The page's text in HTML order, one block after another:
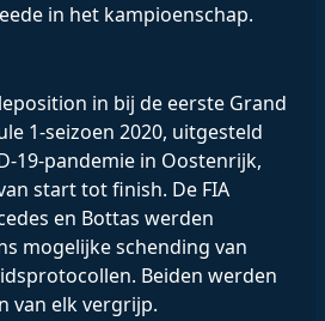
in het kampioenschap.
in bij de eerste Grand
1-seizoen 2020, uitgesteld
19-pandemie in Oostenrijk,
start tot finish. De FIA
en Bottas werden
mogelijke schending van
Beiden werden
van elk vergrijp.